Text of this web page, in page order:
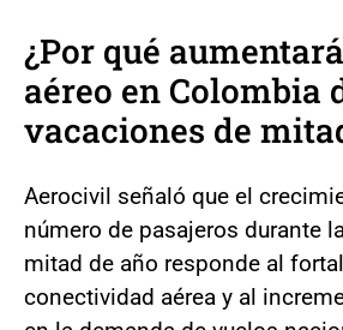
¿Por qué
aéreo en Colombia
vacaciones de
Aerocivil señaló que el
número de pasajeros durante
mitad de año responde al
conectividad aérea y al